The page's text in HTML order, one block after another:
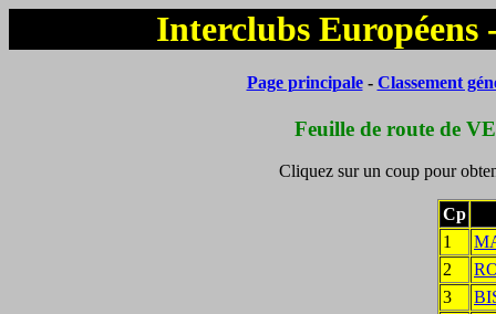
Interclubs
Page principale- Classement
Feuille de route de
Cliquez sur un coup pour
Cp
1
2
3